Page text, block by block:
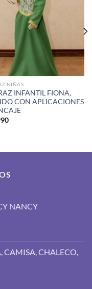
NIÑAS
INFANTIL FIONA,
CON APLICACIONES
NANCY
CHALECO,